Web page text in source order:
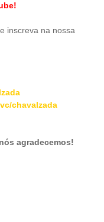
inscreva na nossa
chavalzada
agradecemos!